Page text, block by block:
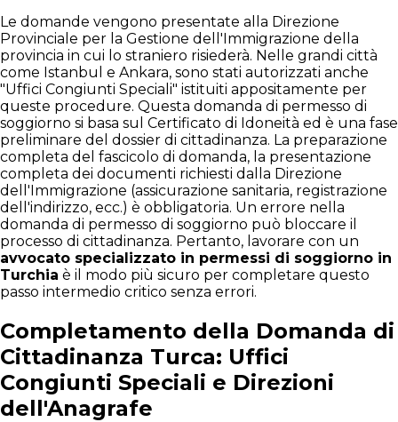
Le domande vengono presentate alla Direzione
Provinciale per la Gestione dell'Immigrazione della
provincia in cui lo straniero risiederà. Nelle grandi città
come Istanbul e Ankara, sono stati autorizzati anche
"Uffici Congiunti Speciali" istituiti appositamente per
queste procedure. Questa domanda di permesso di
soggiorno si basa sul Certificato di Idoneità ed è una fase
preliminare del dossier di cittadinanza. La preparazione
completa del fascicolo di domanda, la presentazione
completa dei documenti richiesti dalla Direzione
dell'Immigrazione (assicurazione sanitaria, registrazione
dell'indirizzo, ecc.) è obbligatoria. Un errore nella
domanda di permesso di soggiorno può bloccare il
processo di cittadinanza. Pertanto, lavorare con un
avvocato specializzato in permessi di soggiorno in
Turchia è il modo più sicuro per completare questo
passo intermedio critico senza errori.
Completamento della Domanda di
Cittadinanza Turca: Uffici
Congiunti Speciali e Direzioni
dell'Anagrafe